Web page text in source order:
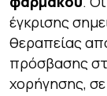
έγκρισης
θεραπείας
πρόσβασης
χορήγησης,